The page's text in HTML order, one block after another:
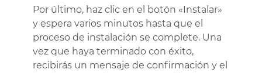
Por último, haz clic en el botón «Instalar»
y espera varios minutos hasta que el
proceso de instalación se complete. Una
vez que haya terminado con éxito,
recibirás un mensaje de confirmación y el